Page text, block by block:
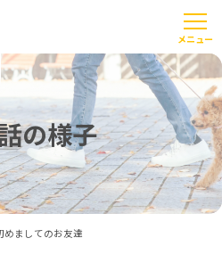
の様子
めましてのお友達